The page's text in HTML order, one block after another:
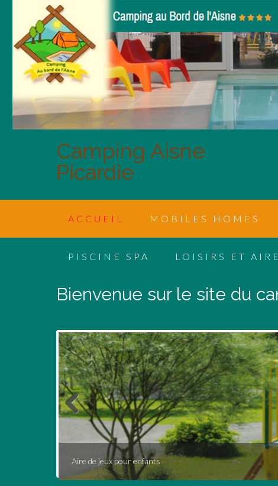
Camping Aisne
Picardie
ACCUEIL MOBILES HOMES
PISCINE SPA LOISIRS ET
Bienvenue sur le site du
Aire de jeux pour enfants